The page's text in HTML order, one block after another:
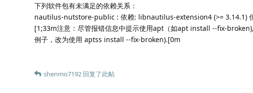
下列软件包有未满足的依赖关系：
nautilus-nutstore-public : 依赖: libnautilus-extension4 (>= 3.14.1)
[1;33m注意：尽管报错信息中提示使用apt（如apt install --fix-
例子，改为使用 aptss install --fix-broken).[0m
shenmo7192 回复了此帖